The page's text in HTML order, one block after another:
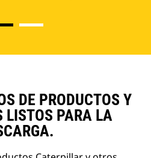
DE PRODUCTOS Y
LISTOS PARA LA